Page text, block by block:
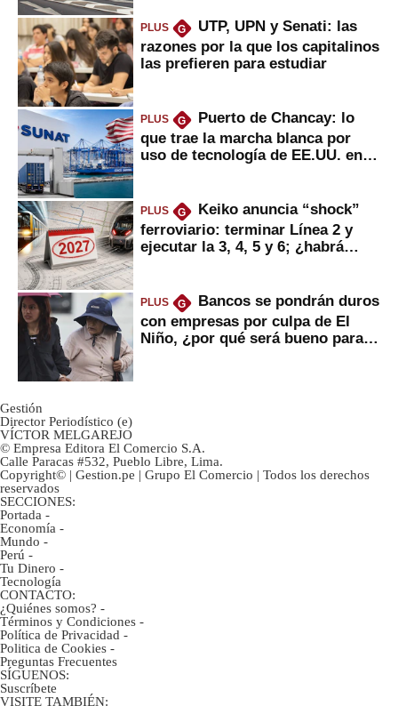
PLUS G
UTP, UPN y Senati: las
razones por la que los capitalinos
las prefieren para estudiar
PLUS G
Puerto de Chancay: lo
que trae la marcha blanca por
uso de tecnología de EE.UU. en
PLUS G
Keiko anuncia “shock”
ferroviario: terminar Línea 2 y
ejecutar la 3, 4, 5 y 6; ¿habrá
PLUS G
Bancos se pondrán duros
con empresas por culpa de El
Niño, ¿por qué será bueno para
Gestión
Director Periodístico (e)
VÍCTOR MELGAREJO
© Empresa Editora El Comercio S.A.
Calle Paracas #532, Pueblo Libre, Lima.
Copyright© | Gestion.pe | Grupo El Comercio | Todos los derechos
reservados
SECCIONES:
Portada -
Economía -
Mundo -
Perú -
Tu Dinero -
Tecnología
CONTACTO:
¿Quiénes somos? -
Términos y Condiciones -
Política de Privacidad -
Politica de Cookies -
Preguntas Frecuentes
SÍGUENOS:
Suscríbete
VISITE TAMBIÉN: